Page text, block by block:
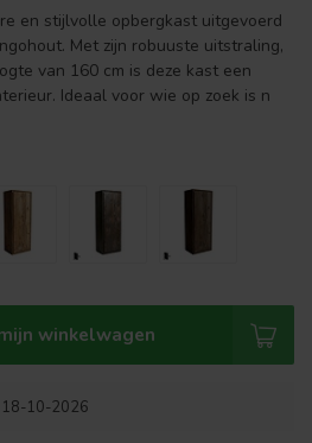
en stijlvolle opbergkast uitgevoerd
Met zijn robuuste uitstraling,
van 160 cm is deze kast een
Ideaal voor wie op zoek is n
winkelwagen
18-10-2026